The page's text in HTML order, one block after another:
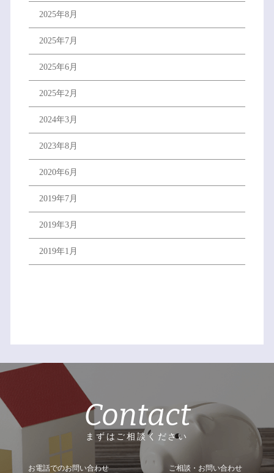
2025年8月
2025年7月
2025年6月
2025年2月
2024年3月
2023年8月
2020年6月
2019年7月
2019年3月
2019年1月
Contact
まずはご相談ください
お電話でのお問い合わせ ご相談・お問い合わせ